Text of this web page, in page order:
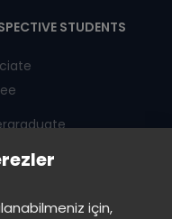
için,
STUDENTS
Programs